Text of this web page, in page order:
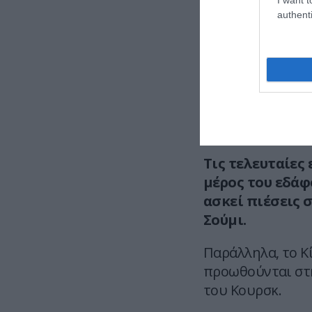
—
μέτωπο – τις
να
Ρώσος
ωρών, δηλαδή
μεσάνυχτα της
Τις
μέρος του
ασκεί πιέσεις
Σούμι.
Παράλληλα, το
προωθούνται
του Κουρσκ.